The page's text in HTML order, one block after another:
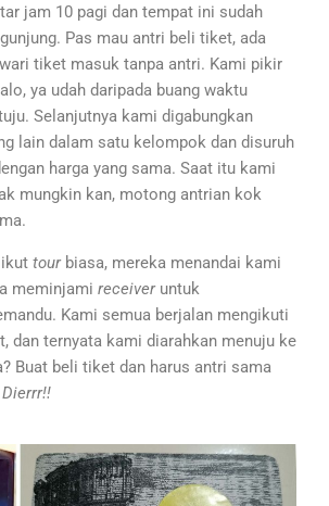
jam 10 pagi dan tempat ini sudah
Pas mau antri beli tiket, ada
tiket masuk tanpa antri. Kami pikir
ya udah daripada buang waktu
Selanjutnya kami digabungkan
lain dalam satu kelompok dan disuruh
harga yang sama. Saat itu kami
mungkin kan, motong antrian kok
tour biasa, mereka menandai kami
meminjami receiveruntuk
Kami semua berjalan mengikuti
dan ternyata kami diarahkan menuju ke
Buat beli tiket dan harus antri sama
Dierrr!!